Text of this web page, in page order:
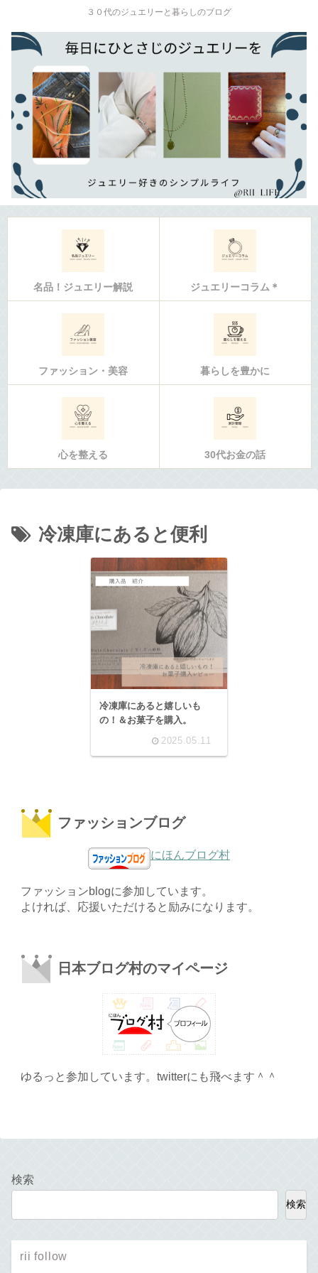
３０代のジュエリーと暮らしのブログ
名品！ジュエリー解説 ジュエリーコラム＊
ファッション・美容 暮らしを豊かに
心を整える 30代お金の話
冷凍庫にあると便利
冷凍庫にあると嬉しいも
の！＆お菓子を購入。
2025.05.11
ファッションブログ
にほんブログ村
ファッションblogに参加しています。
よければ、応援いただけると励みになります。
日本ブログ村のマイページ
ゆるっと参加しています。twitterにも飛べます＾＾
検索
検索
rii follow